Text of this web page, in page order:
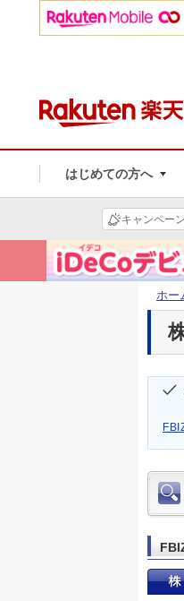
はじめての方へ
キャンペーン
ホー